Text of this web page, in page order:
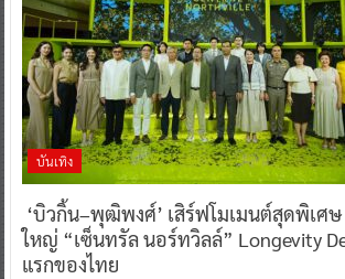
บันเทิง
‘บิวกิ้น–พุฒิพงศ์’ เสิร์ฟโมเมนต์สุดพิเศษ
ใหญ่ “เซ็นทรัล นอร์ทวิลล์” Longevity
แรกของไทย